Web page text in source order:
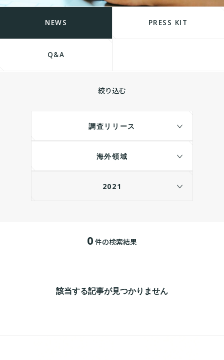
NEWS PRESS KIT
Q&A
絞り込む
調査リリース
海外領域
2021
0 件の検索結果
該当する記事が見つかりません